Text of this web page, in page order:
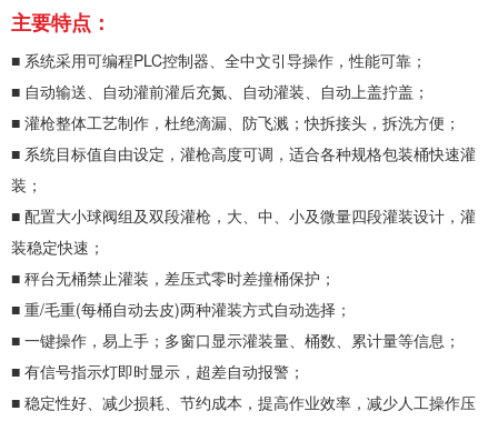
主要特点：
■ 系统采用可编程PLC控制器、全中文引导操作，性能可靠；
■ 自动输送、自动灌前灌后充氮、自动灌装、自动上盖拧盖；
■ 灌枪整体工艺制作，杜绝滴漏、防飞溅；快拆接头，拆洗方便；
■ 系统目标值自由设定，灌枪高度可调，适合各种规格包装桶快速灌
装；
■ 配置大小球阀组及双段灌枪，大、中、小及微量四段灌装设计，灌
装稳定快速；
■ 秤台无桶禁止灌装，差压式零时差撞桶保护；
■ 重/毛重(每桶自动去皮)两种灌装方式自动选择；
■ 一键操作，易上手；多窗口显示灌装量、桶数、累计量等信息；
■ 有信号指示灯即时显示，超差自动报警；
■ 稳定性好、减少损耗、节约成本，提高作业效率，减少人工操作压